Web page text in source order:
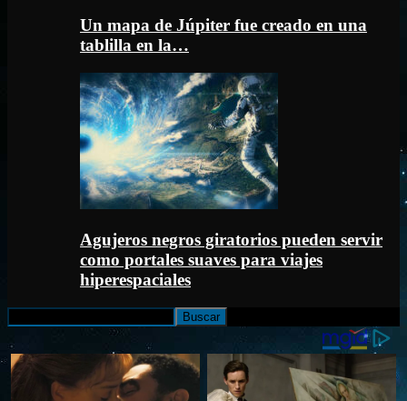
Un mapa de Júpiter fue creado en una
tablilla en la…
Agujeros negros giratorios pueden servir
como portales suaves para viajes
hiperespaciales